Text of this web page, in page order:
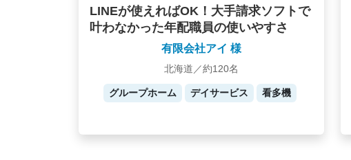
LINEが使えればOK！大手請求ソフトで
叶わなかった年配職員の使いやすさ
有限会社アイ 様
北海道／約120名
グループホーム デイサービス 看多機